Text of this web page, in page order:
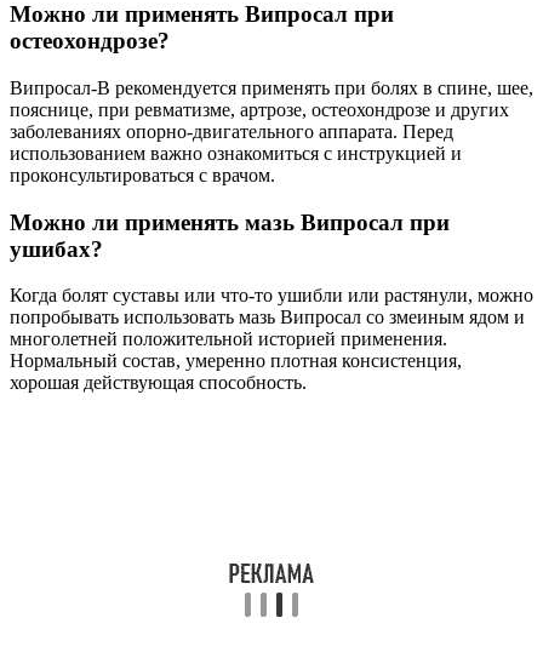
Можно ли применять Випросал при
остеохондрозе?
Випросал-В рекомендуется применять при болях в спине, шее,
пояснице, при ревматизме, артрозе, остеохондрозе и других
заболеваниях опорно-двигательного аппарата. Перед
использованием важно ознакомиться с инструкцией и
проконсультироваться с врачом.
Можно ли применять мазь Випросал при
ушибах?
Когда болят суставы или что-то ушибли или растянули, можно
попробывать использовать мазь Випросал со змеиным ядом и
многолетней положительной историей применения.
Нормальный состав, умеренно плотная консистенция,
хорошая действующая способность.